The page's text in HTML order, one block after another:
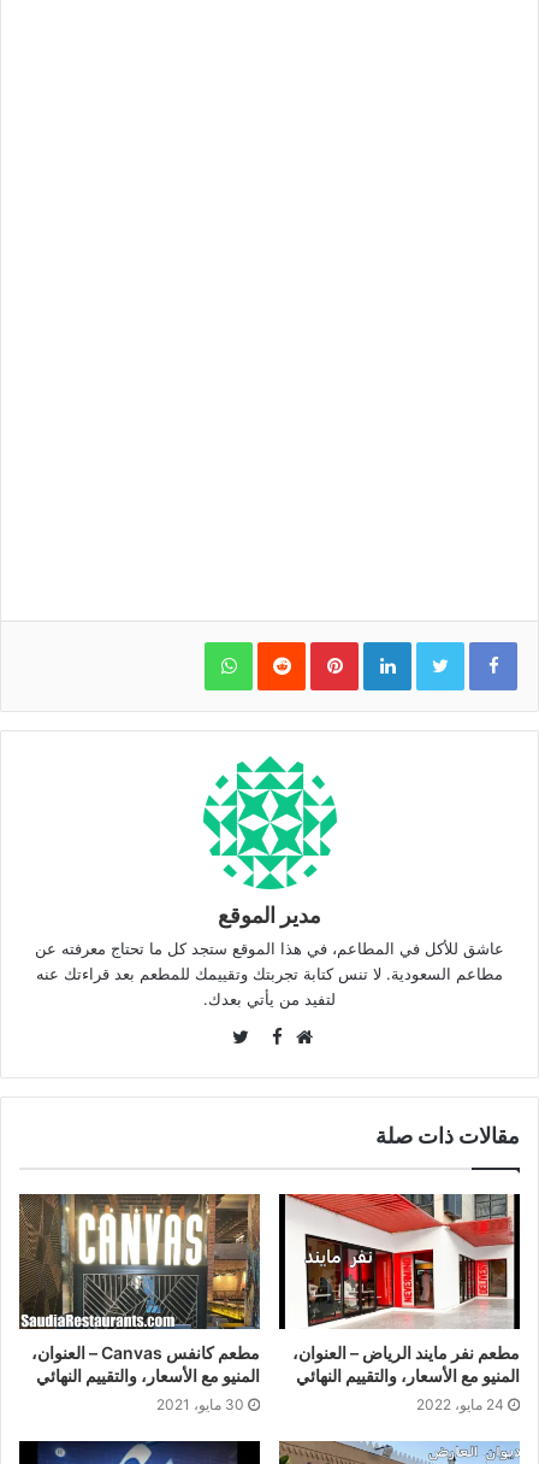
LinkedIn
Pinterest
WhatsApp
مدير الموقع
عاشق للأكل في المطاعم، في هذا الموقع ستجد كل ما تحتاج معرفته عن
مطاعم السعودية. لا تنس كتابة تجربتك وتقييمك للمطعم بعد قراءتك عنه
لتفيد من يأتي بعدك.
Facebook
مقالات ذات صلة
مطعم نفر مايند الرياض – العنوان،
المنيو مع الأسعار، والتقييم النهائي
24 مايو، 2022
مطعم كانفس Canvas – العنوان،
المنيو مع الأسعار، والتقييم النهائي
30 مايو، 2021